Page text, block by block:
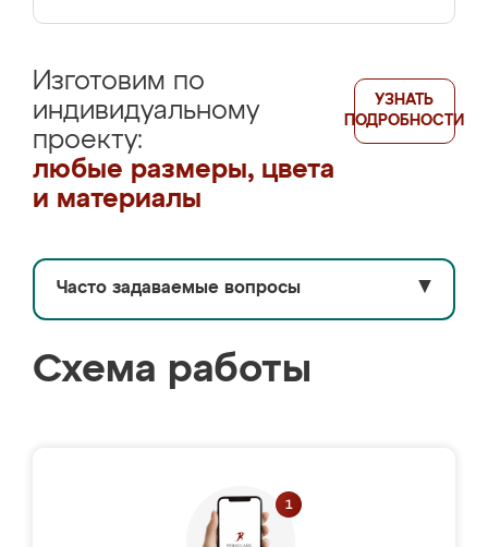
Изготовим по
индивидуальному
проекту:
любые размеры, цвета
и материалы
УЗНАТЬ
ПОДРОБНОСТИ
Часто задаваемые вопросы ▼
Схема работы